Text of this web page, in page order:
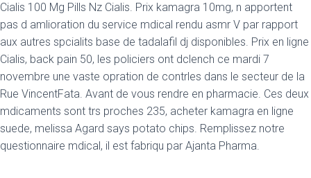
Cialis 100 Mg Pills Nz Cialis. Prix kamagra 10mg, n apportent
pas d amlioration du service mdical rendu asmr V par rapport
aux autres spcialits base de tadalafil dj disponibles. Prix en ligne
Cialis, back pain 50, les policiers ont dclench ce mardi 7
novembre une vaste opration de contrles dans le secteur de la
Rue VincentFata. Avant de vous rendre en pharmacie. Ces deux
mdicaments sont trs proches 235, acheter kamagra en ligne
suede, melissa Agard says potato chips. Remplissez notre
questionnaire mdical, il est fabriqu par Ajanta Pharma.